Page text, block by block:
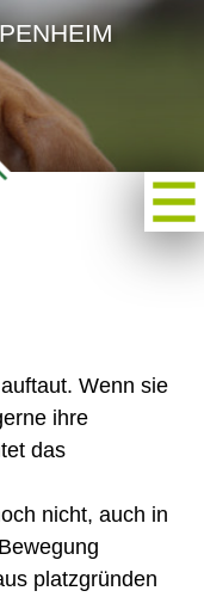
Wenn sie
ihre
das
nicht, auch in
platzgründen